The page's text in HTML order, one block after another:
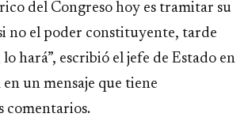
del Congreso hoy es tramitar su
no el poder constituyente, tarde
hará”, escribió el jefe de Estado en
un mensaje que tiene
comentarios.